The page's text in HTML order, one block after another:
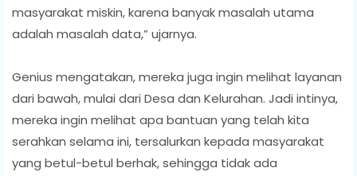
masyarakat miskin, karena banyak masalah utama
adalah masalah data,” ujarnya.
Genius mengatakan, mereka juga ingin melihat layanan
dari bawah, mulai dari Desa dan Kelurahan. Jadi intinya,
mereka ingin melihat apa bantuan yang telah kita
serahkan selama ini, tersalurkan kepada masyarakat
yang betul-betul berhak, sehingga tidak ada